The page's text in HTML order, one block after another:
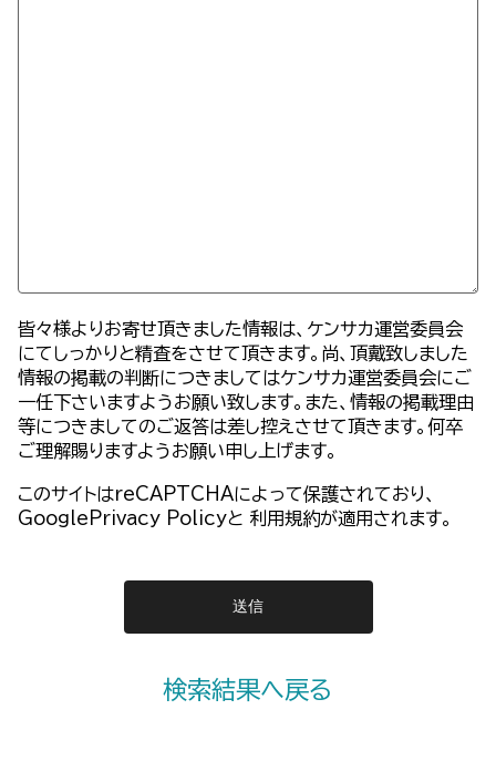
皆々様よりお寄せ頂きました情報は、ケンサカ運営委員会
にてしっかりと精査をさせて頂きます。尚、頂戴致しました
情報の掲載の判断につきましてはケンサカ運営委員会にご
一任下さいますようお願い致します。また、情報の掲載理由
等につきましてのご返答は差し控えさせて頂きます。何卒
ご理解賜りますようお願い申し上げます。
このサイトはreCAPTCHAによって保護されており、
GooglePrivacy Policyと 利用規約が適用されます。
検索結果へ戻る